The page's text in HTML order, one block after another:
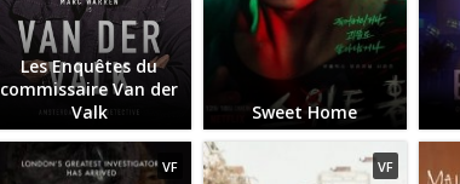
Les Enquêtes du
commissaire Van der
Valk
Sweet Home
VF VF